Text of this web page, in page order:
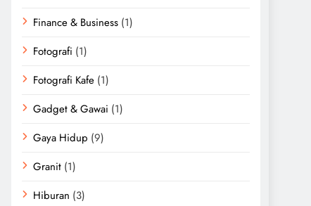
Finance & Business (1)
Fotografi (1)
Fotografi Kafe (1)
Gadget & Gawai (1)
Gaya Hidup (9)
Granit (1)
Hiburan (3)